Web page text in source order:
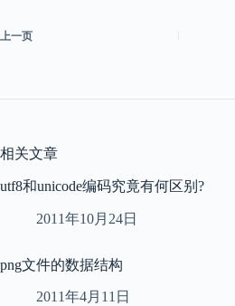
上一页
相关文章
utf8和unicode编码究竟有何区别?
2011年10月24日
png文件的数据结构
2011年4月11日